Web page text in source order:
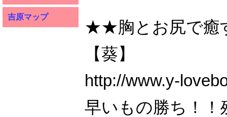
吉原マップ
★★胸とお尻で癒
【葵】
http://www.y-
早いもの勝ち！